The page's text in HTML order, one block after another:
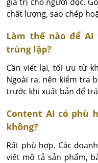
chất lượng, sao chép
Làm thế nào để
trùng lặp?
Cần viết lại, tối ưu từ
Ngoài ra, nên kiểm tra
trước khi xuất bản để
Content AI có phù
không?
Rất phù hợp. Các
viết mô tả sản phẩm,